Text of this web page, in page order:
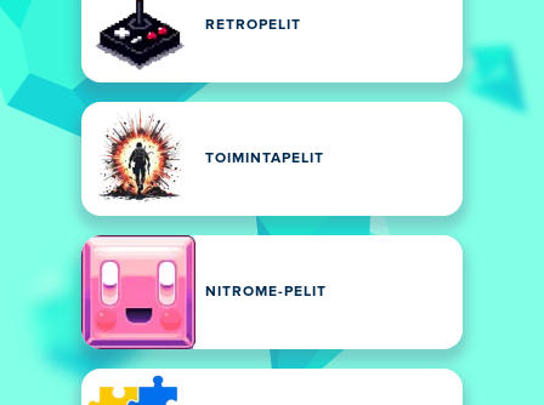
RETROPELIT
TOIMINTAPELIT
NITROME-PELIT